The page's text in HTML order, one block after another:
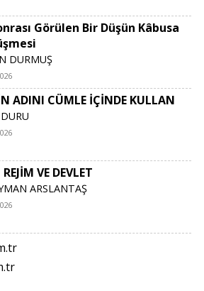
Görülen Bir Düşün Kâbusa
DURMUŞ
ADINI CÜMLE İÇİNDE KULLAN
VE DEVLET
ARSLANTAŞ